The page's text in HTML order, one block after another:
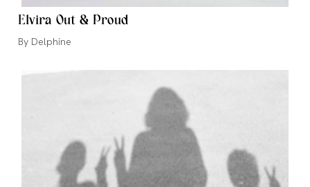
Elvira Out & Proud
Auteur/autrice
Delphine